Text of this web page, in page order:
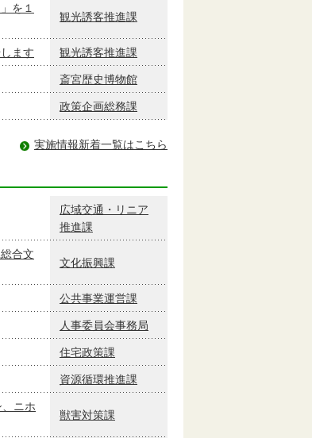
を１
観光誘客推進課
ます 観光誘客推進課
斎宮歴史博物館
政策企画総務課
実施情報新着一覧はこちら
広域交通・リニア
推進課
合文
文化振興課
公共事業運営課
人事委員会事務局
住宅政策課
資源循環推進課
ニホ
獣害対策課